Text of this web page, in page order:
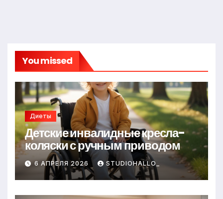
You missed
Диеты
Детские инвалидные кресла-
коляски с ручным приводом
6 АПРЕЛЯ 2026 STUDIOHALLO_